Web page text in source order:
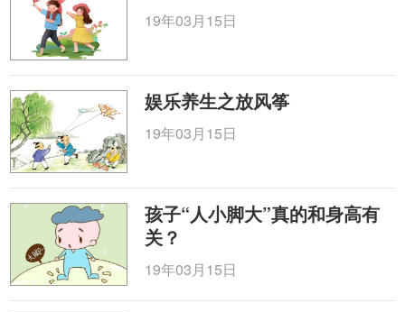
19年03月15日
娱乐养生之放风筝
19年03月15日
孩子“人小脚大”真的和身高有
关？
19年03月15日